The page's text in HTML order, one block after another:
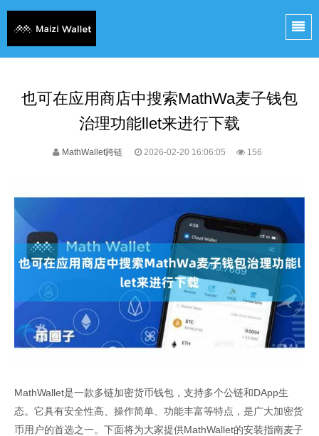
也可在应用商店中搜索MathWa麦子钱包
治理功能llet来进行下载
MathWallet跨链 2026-02-20 16:06:05 156
MathWallet是一款多链加密货币钱包，支持多个公链和DApp生
态。它具有安全性高、操作简单、功能丰富等特点，是广大加密货
币用户的首选之一。下面将为大家提供MathWallet的安装指南麦子